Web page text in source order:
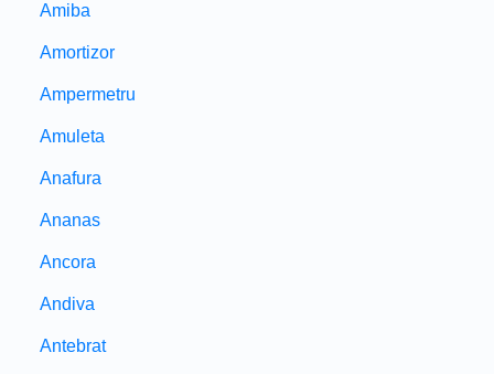
Amiba
Amortizor
Ampermetru
Amuleta
Anafura
Ananas
Ancora
Andiva
Antebrat